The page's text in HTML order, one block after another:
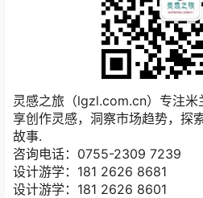
灵感之旅（lgzl.com.cn）专注米
享创作灵感，洞察市场趋势，探
故事.
咨询电话：0755-2309 7239
设计游学：181 2626 8681
设计游学：181 2626 8601